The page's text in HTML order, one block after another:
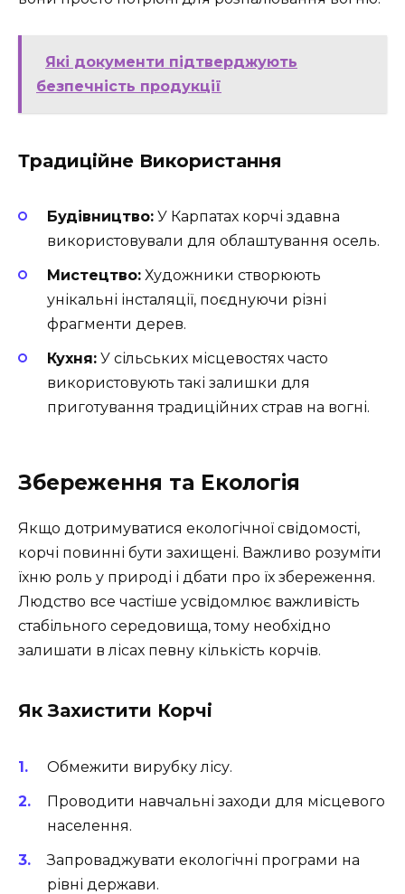
Які документи підтверджують
безпечність продукції
Традиційне Використання
Будівництво: У Карпатах корчі здавна
використовували для облаштування осель.
Мистецтво: Художники створюють
унікальні інсталяції, поєднуючи різні
фрагменти дерев.
Кухня: У сільських місцевостях часто
використовують такі залишки для
приготування традиційних страв на вогні.
Збереження та Екологія
Якщо дотримуватися екологічної свідомості,
корчі повинні бути захищені. Важливо розуміти
їхню роль у природі і дбати про їх збереження.
Людство все частіше усвідомлює важливість
стабільного середовища, тому необхідно
залишати в лісах певну кількість корчів.
Як Захистити Корчі
Обмежити вирубку лісу.
Проводити навчальні заходи для місцевого
населення.
Запроваджувати екологічні програми на
рівні держави.